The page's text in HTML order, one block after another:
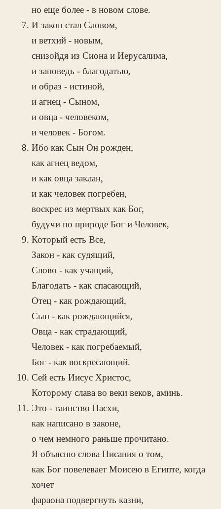
но еще более - в новом слове.
И закон стал Словом,
и ветхий - новым,
снизойдя из Сиона и Иерусалима,
и заповедь - благодатью,
и образ - истиной,
и агнец - Сыном,
и овца - человеком,
и человек - Богом.
Ибо как Сын Он рожден,
как агнец ведом,
и как овца заклан,
и как человек погребен,
воскрес из мертвых как Бог,
будучи по природе Бог и Человек,
Который есть Все,
Закон - как судящий,
Слово - как учащий,
Благодать - как спасающий,
Отец - как рождающий,
Сын - как рождающийся,
Овца - как страдающий,
Человек - как погребаемый,
Бог - как воскресающий.
Сей есть Иисус Христос,
Которому слава во веки веков, аминь.
Это - таинство Пасхи,
как написано в законе,
о чем немного раньше прочитано.
Я объясню слова Писания о том,
как Бог повелевает Моисею в Египте, когда
хочет
фараона подвергнуть казни,